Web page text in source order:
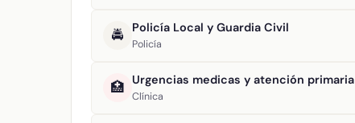
🚔 Policía Local y Guardia Civil
Policía
🏥 Urgencias medicas y atención primaria
Clínica